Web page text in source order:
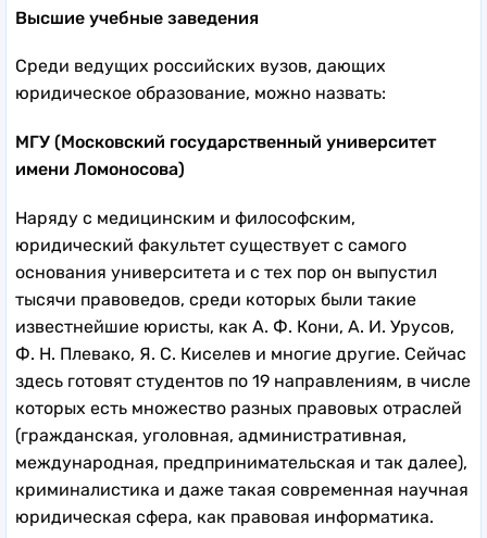
Высшие учебные заведения
Среди ведущих российских вузов, дающих
юридическое образование, можно назвать:
МГУ (Московский государственный университет
имени Ломоносова)
Наряду с медицинским и философским,
юридический факультет существует с самого
основания университета и с тех пор он выпустил
тысячи правоведов, среди которых были такие
известнейшие юристы, как А. Ф. Кони, А. И. Урусов,
Ф. Н. Плевако, Я. С. Киселев и многие другие. Сейчас
здесь готовят студентов по 19 направлениям, в числе
которых есть множество разных правовых отраслей
(гражданская, уголовная, административная,
международная, предпринимательская и так далее),
криминалистика и даже такая современная научная
юридическая сфера, как правовая информатика.